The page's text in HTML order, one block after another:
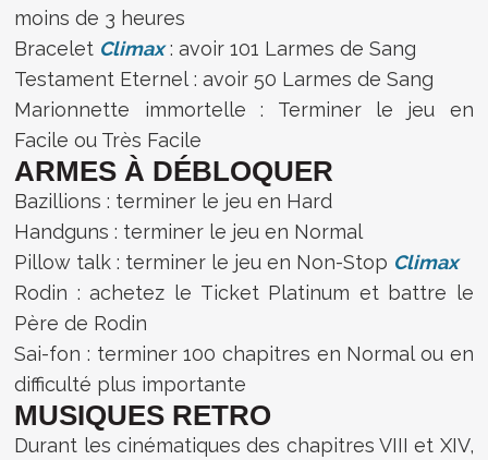
moins de 3 heures
Bracelet Climax: avoir 101 Larmes de Sang
Testament Eternel : avoir 50 Larmes de Sang
Marionnette immortelle : Terminer le jeu en
Facile ou Très Facile
ARMES À DÉBLOQUER
Bazillions : terminer le jeu en Hard
Handguns : terminer le jeu en Normal
Pillow talk : terminer le jeu en Non-Stop Climax
Rodin : achetez le Ticket Platinum et battre le
Père de Rodin
Sai-fon : terminer 100 chapitres en Normal ou en
difficulté plus importante
MUSIQUES RETRO
Durant les cinématiques des chapitres VIII et XIV,